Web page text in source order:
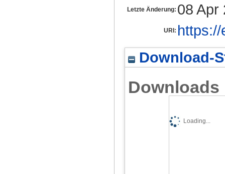
Letzte Änderung: 08 Apr
URI:
Download-
Downloads
Loading...